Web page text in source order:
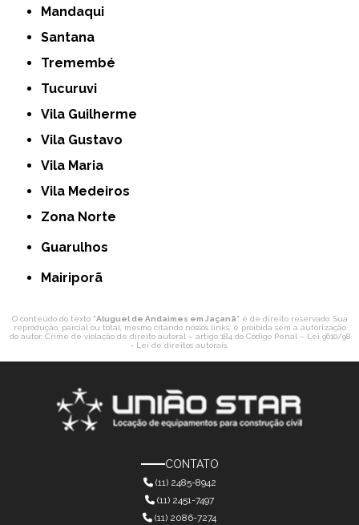
Mandaqui
Santana
Tremembé
Tucuruvi
Vila Guilherme
Vila Gustavo
Vila Maria
Vila Medeiros
Zona Norte
Guarulhos
Mairiporã
O conteúdo do texto "Aluguel de Andaimes em Jaçanã" é de direito reservado. Sua
reprodução, parcial ou total, mesmo citando nossos links, é proibida sem a autorização
do autor. Crime de violação de direito autoral – artigo 184 do Código Penal – Lei 9610/98
- Lei de direitos autorais
CONTATO
(11) 2485-8942
(11) 2451-7497
(11) 2086-7274